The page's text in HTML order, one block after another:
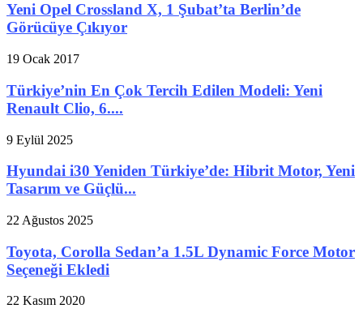
Yeni Opel Crossland X, 1 Şubat’ta Berlin’de
Görücüye Çıkıyor
19 Ocak 2017
Türkiye’nin En Çok Tercih Edilen Modeli: Yeni
Renault Clio, 6....
9 Eylül 2025
Hyundai i30 Yeniden Türkiye’de: Hibrit Motor, Yeni
Tasarım ve Güçlü...
22 Ağustos 2025
Toyota, Corolla Sedan’a 1.5L Dynamic Force Motor
Seçeneği Ekledi
22 Kasım 2020